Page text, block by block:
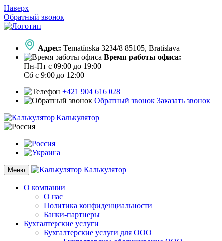
Наверх
Обратный звонок
Адрес: Tematínska 3234/8 85105, Bratislava
Время работы офиса:
Пн-Пт с 09:00 до 19:00
Сб с 9:00 до 12:00
+421 904 616 028
Обратный звонок Заказать звонок
Калькулятор
Меню Калькулятор
О компании
О нас
Политика конфиденциальности
Банки-партнеры
Бухгалтерские услуги
Бухгалтерские услуги для ООО